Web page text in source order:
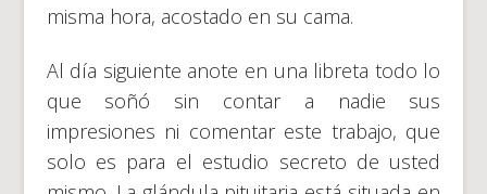
misma hora, acostado en su cama.
Al día siguiente anote en una libreta todo lo
que soñó sin contar a nadie sus
impresiones ni comentar este trabajo, que
solo es para el estudio secreto de usted